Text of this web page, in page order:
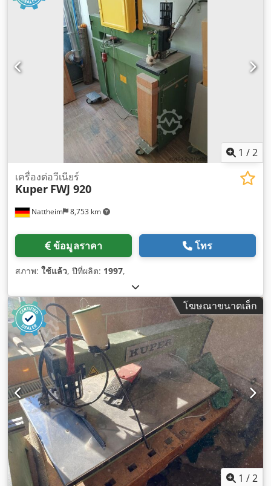
1 /2
Nattheim 8,753 km
เครื่องต่อวีเนียร์
Kuper FWJ 920
ข้อมูลราคา โทร
สภาพ: ใช้แล้ว, ปีที่ผลิต: 1997,
โฆษณาขนาดเล็ก
1 /2